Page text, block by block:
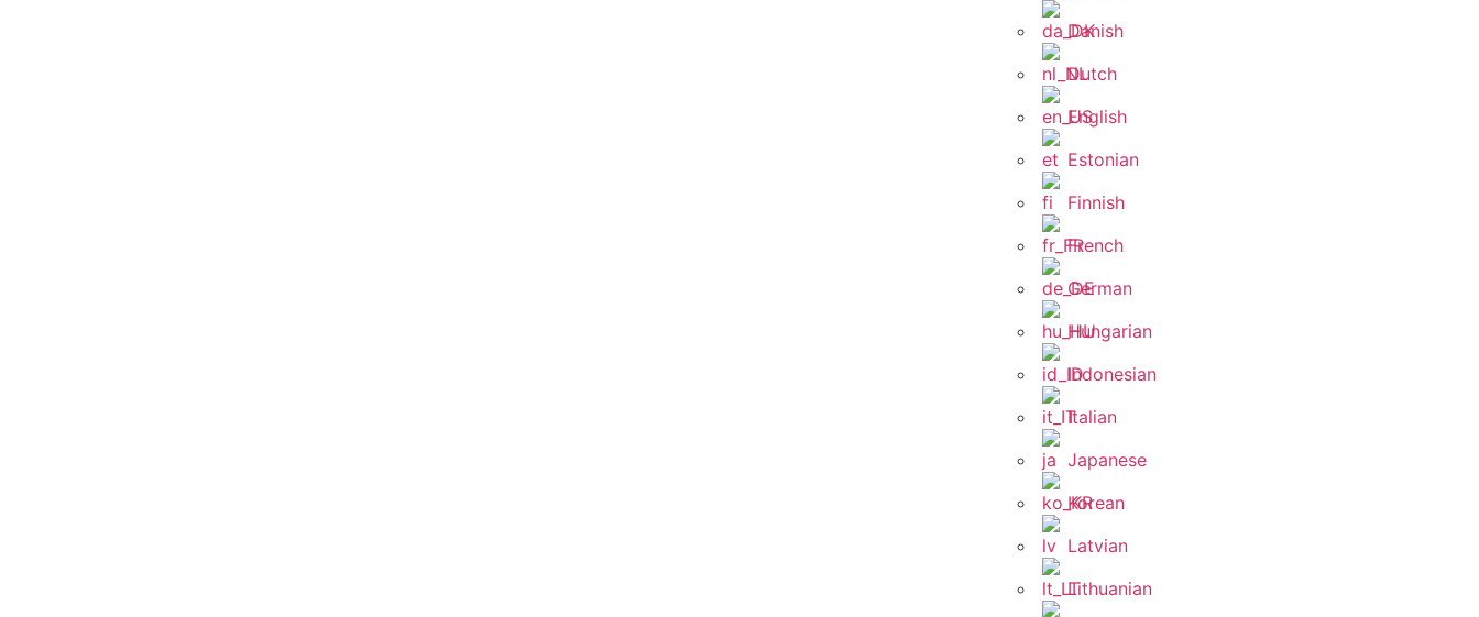
Danish
Dutch
English
Estonian
Finnish
French
German
Hungarian
Indonesian
Italian
Japanese
Korean
Latvian
Lithuanian